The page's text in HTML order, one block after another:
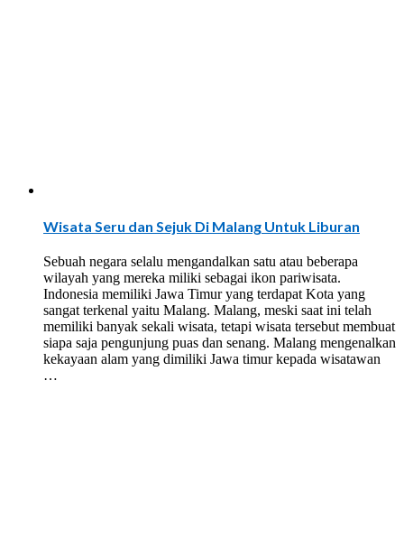
Wisata Seru dan Sejuk Di Malang Untuk Liburan
Sebuah negara selalu mengandalkan satu atau beberapa
wilayah yang mereka miliki sebagai ikon pariwisata.
Indonesia memiliki Jawa Timur yang terdapat Kota yang
sangat terkenal yaitu Malang. Malang, meski saat ini telah
memiliki banyak sekali wisata, tetapi wisata tersebut membuat
siapa saja pengunjung puas dan senang. Malang mengenalkan
kekayaan alam yang dimiliki Jawa timur kepada wisatawan
…